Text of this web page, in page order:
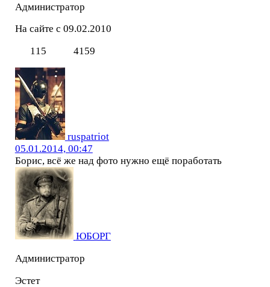
Администратор
На сайте с 09.02.2010
115
4159
ruspatriot
05.01.2014, 00:47
Борис, всё же над фото нужно ещё поработать
ЮБОРГ
Администратор
Эстет